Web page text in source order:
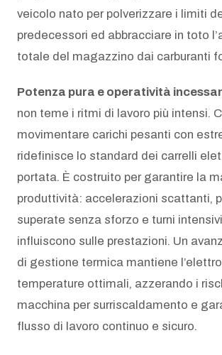
veicolo nato per polverizzare i limiti
predecessori ed abbracciare in toto
totale del magazzino dai carburanti
Potenza pura e operatività
non teme i ritmi di lavoro più intensi.
movimentare carichi pesanti con
ridefinisce lo standard dei carrelli
portata. È costruito per garantire la
produttività: accelerazioni scattanti,
superate senza sforzo e turni
influiscono sulle prestazioni. Un
di gestione termica mantiene
temperature ottimali, azzerando i
macchina per surriscaldamento e
flusso di lavoro continuo e sicuro.